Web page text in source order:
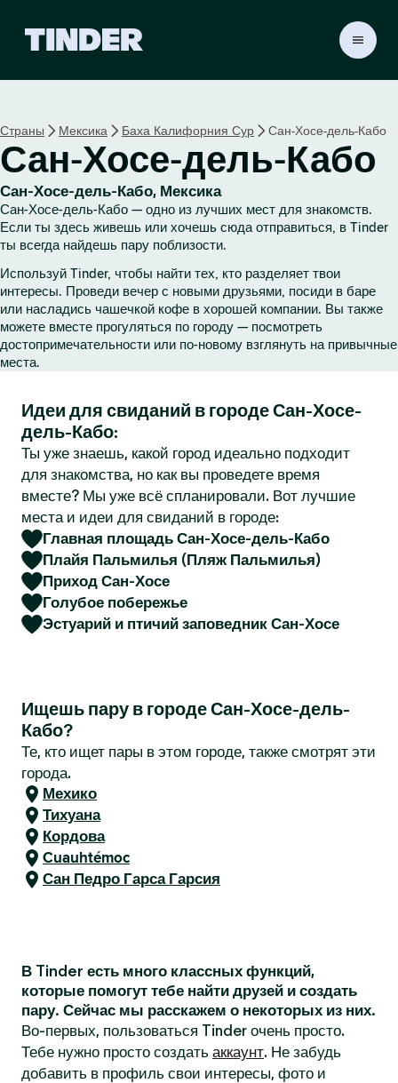
а
я
с
т
р
а
н
ц
а
T
i
n
r
Страны Мексика Баха Калифорния Сур Сан-Хосе-дель-Кабо
Сан-Хосе-дель-Кабо
Сан-Хосе-дель-Кабо, Мексика
Сан-Хосе-дель-Кабо — одно из лучших мест для знакомств.
Если ты здесь живешь или хочешь сюда отправиться, в Tinder
ты всегда найдешь пару поблизости.
Используй Tinder, чтобы найти тех, кто разделяет твои
интересы. Проведи вечер с новыми друзьями, посиди в баре
или насладись чашечкой кофе в хорошей компании. Вы также
можете вместе прогуляться по городу — посмотреть
достопримечательности или по-новому взглянуть на привычные
места.
Идеи для свиданий в городе Сан-Хосе-
дель-Кабо:
Ты уже знаешь, какой город идеально подходит
для знакомства, но как вы проведете время
вместе? Мы уже всё спланировали. Вот лучшие
места и идеи для свиданий в городе:
Главная площадь Сан-Хосе-дель-Кабо
Плайя Пальмилья (Пляж Пальмилья)
Приход Сан-Хосе
Голубое побережье
Эстуарий и птичий заповедник Сан-Хосе
Ищешь пару в городе Сан-Хосе-дель-
Кабо?
Те, кто ищет пары в этом городе, также смотрят эти
города.
Мехико
Тихуана
Кордова
Cuauhtémoc
Сан Педро Гарса Гарсия
В Tinder есть много классных функций,
которые помогут тебе найти друзей и создать
пару. Сейчас мы расскажем о некоторых из них.
Во-первых, пользоваться Tinder очень просто.
Тебе нужно просто создать аккаунт. Не забудь
добавить в профиль свои интересы, фото и